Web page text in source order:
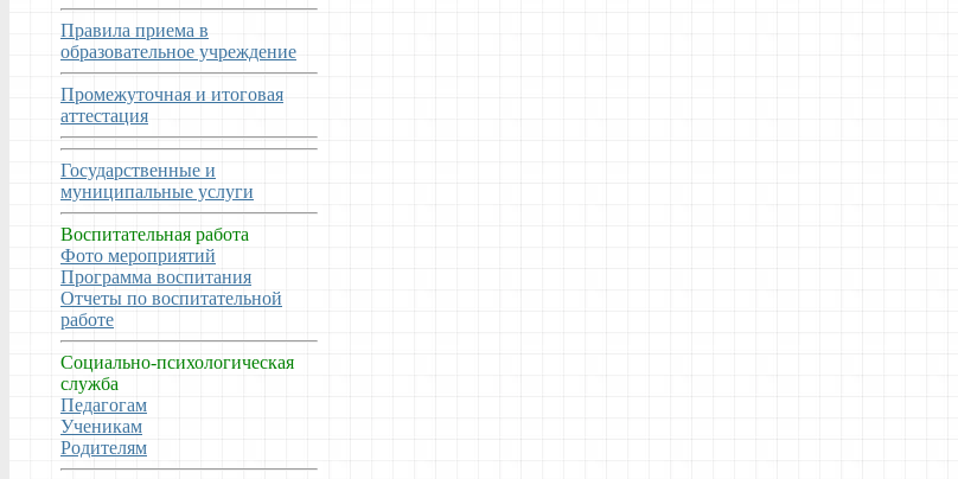
Правила приема в
образовательное учреждение
Промежуточная и итоговая
аттестация
Государственные и
муниципальные услуги
Воспитательная работа
Фото мероприятий
Программа воспитания
Отчеты по воспитательной
работе
Социально-психологическая
служба
Педагогам
Ученикам
Родителям